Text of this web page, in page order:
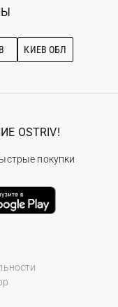
КИЕВ ОБЛ
OSTRIV!
покупки